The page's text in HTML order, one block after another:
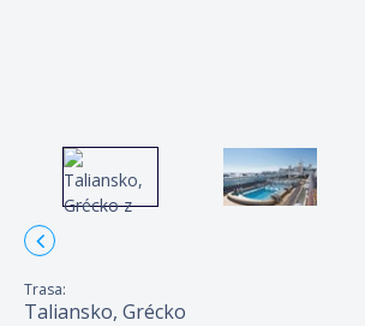
Trasa:
Taliansko, Grécko